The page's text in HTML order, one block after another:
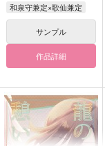
和泉守兼定×歌仙兼定
サンプル
作品詳細